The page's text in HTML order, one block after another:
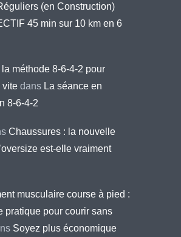
(en Construction)
45 min sur 10 km en 6
la méthode 8-6-4-2 pour
vite dans La séance en
8-6-4-2
Chaussures : la nouvelle
est-elle vraiment
musculaire course à pied :
pratique pour courir sans
Soyez plus économique